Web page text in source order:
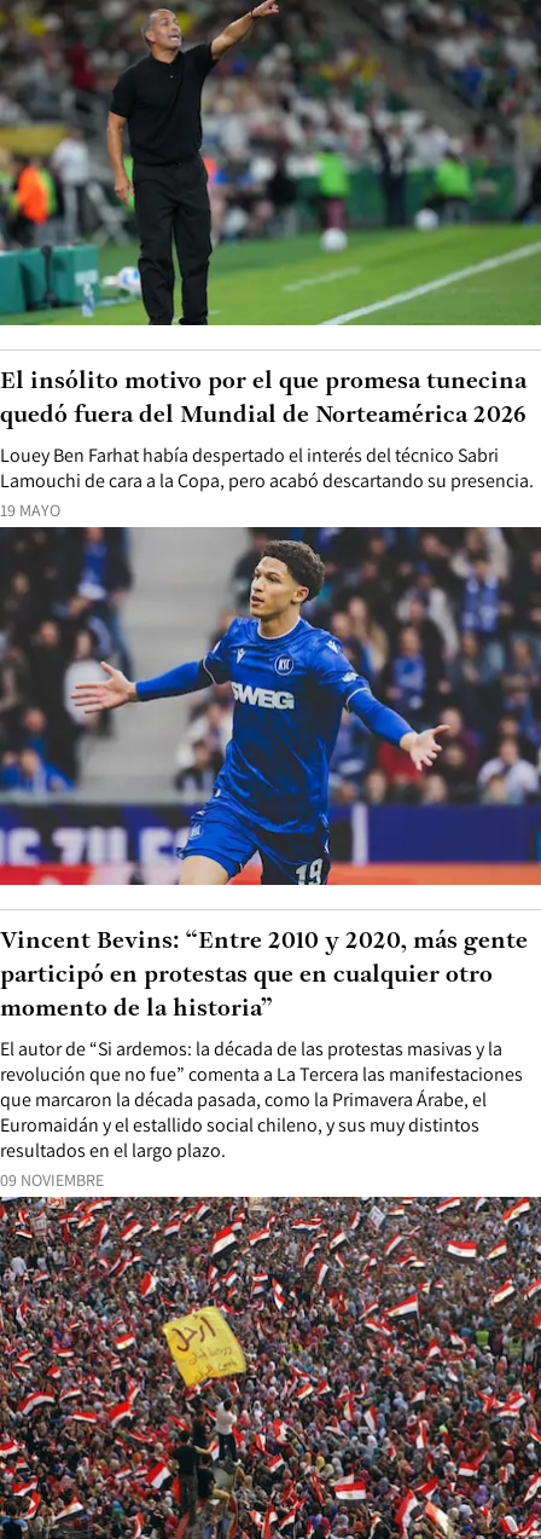
19 MAYO
Louey Ben Farhat había despertado el interés del técnico Sabri
Lamouchi de cara a la Copa, pero acabó descartando su presencia.
El insólito motivo por el que promesa tunecina
quedó fuera del Mundial de Norteamérica 2026
09 NOVIEMBRE
El autor de “Si ardemos: la década de las protestas masivas y la
revolución que no fue” comenta a La Tercera las manifestaciones
que marcaron la década pasada, como la Primavera Árabe, el
Euromaidán y el estallido social chileno, y sus muy distintos
resultados en el largo plazo.
Vincent Bevins: “Entre 2010 y 2020, más gente
participó en protestas que en cualquier otro
momento de la historia”